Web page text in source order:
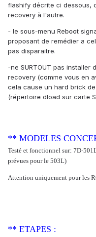
flashify décrite ci dessous,
recovery à l'autre.
- le sous-menu Reboot
proposant de remédier a
pas disparaitre.
-ne SURTOUT pas installer
recovery (comme vous en
cela cause un hard brick
(répertoire dload sur carte
** MODELES
Testé et fonctionnel sur: 7D-
prévues pour le 503L)
Attention uniquement pour les
** ETAPES :